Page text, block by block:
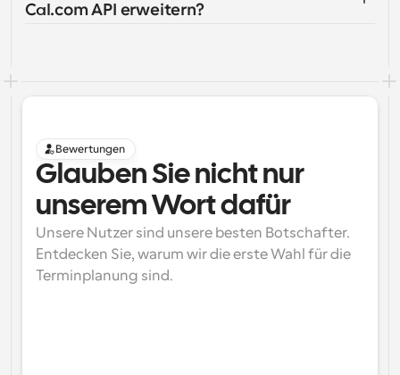
Cal.com API erweitern?
Bewertungen
Glauben Sie nicht nur
unserem Wort dafür
Unsere Nutzer sind unsere besten Botschafter.
Entdecken Sie, warum wir die erste Wahl für die
Terminplanung sind.